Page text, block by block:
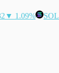
▼ 1.09% SOL